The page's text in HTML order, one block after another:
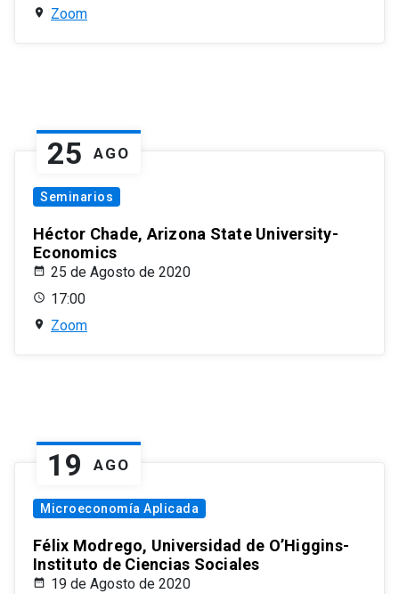
Zoom
25 AGO
Seminarios
Héctor Chade, Arizona State University-
Economics
25 de Agosto de 2020
17:00
Zoom
19 AGO
Microeconomía Aplicada
Félix Modrego, Universidad de O’Higgins-
Instituto de Ciencias Sociales
19 de Agosto de 2020